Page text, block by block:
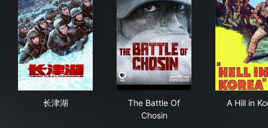
长津湖
The Battle Of
Chosin
A Hill in